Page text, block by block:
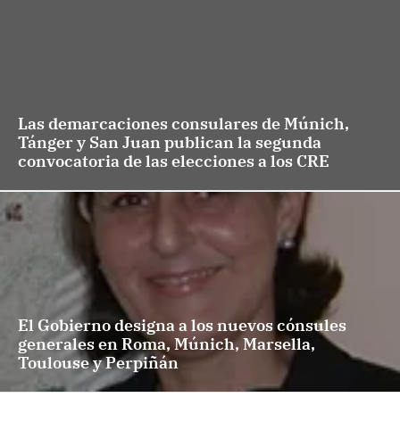
Las demarcaciones consulares de Múnich,
Tánger y San Juan publican la segunda
convocatoria de las elecciones a los CRE
El Gobierno designa a los nuevos cónsules
generales en Roma, Múnich, Marsella,
Toulouse y Perpiñán